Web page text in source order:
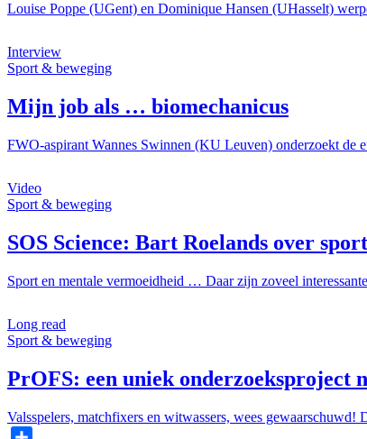
Louise Poppe (UGent) en Dominique Hansen (UHasselt)
Interview
Sport & beweging
Mijn job als … biomechanicus
FWO-aspirant Wannes Swinnen (KU Leuven) onderzoekt de
Video
Sport & beweging
SOS Science: Bart Roelands over
Sport en mentale vermoeidheid … Daar zijn zoveel
Long read
Sport & beweging
PrOFS: een uniek onderzoeksproject
Valsspelers, matchfixers en witwassers, wees